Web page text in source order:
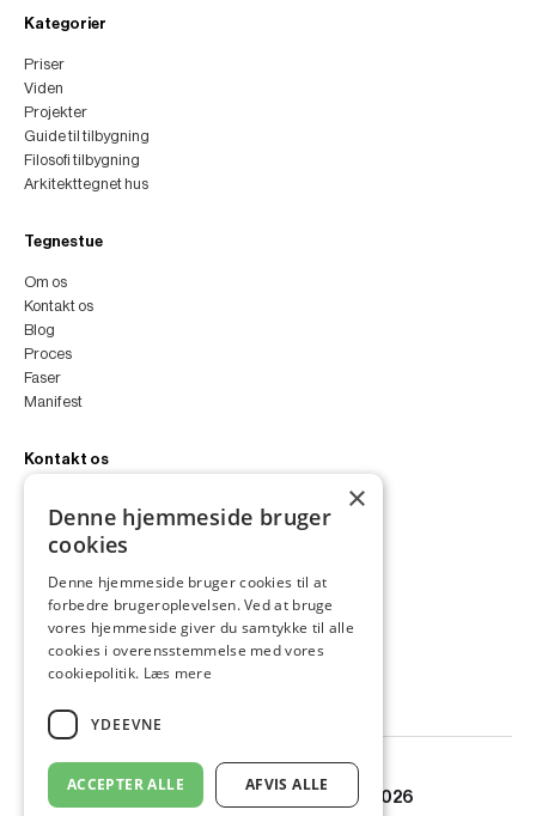
Kategorier
Priser
Viden
Projekter
Guide til tilbygning
Filosofi tilbygning
Arkitekttegnet hus
Tegnestue
Om os
Kontakt os
Blog
Proces
Faser
Manifest
Kontakt os
+45 4252 0011
VA11a
2300 København S
Instagram
LinkedIn
© Copyright PETER FYLLGRAF 2026
×
Denne hjemmeside bruger
cookies
Denne hjemmeside bruger cookies til at
forbedre brugeroplevelsen. Ved at bruge
vores hjemmeside giver du samtykke til alle
cookies i overensstemmelse med vores
cookiepolitik. Læs mere
YDEEVNE
ACCEPTER ALLE AFVIS ALLE